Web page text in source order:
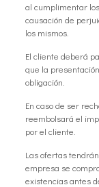
al cumplimentar
causación de
los mismos.
El cliente deberá
que la
obligación.
En caso de ser
reembolsará el
por el cliente.
Las ofertas
empresa se
existencias antes